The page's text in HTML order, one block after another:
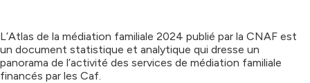
L’Atlas de la médiation familiale 2024 publié par la CNAF est
un document statistique et analytique qui dresse un
panorama de l’activité des services de médiation familiale
financés par les Caf.